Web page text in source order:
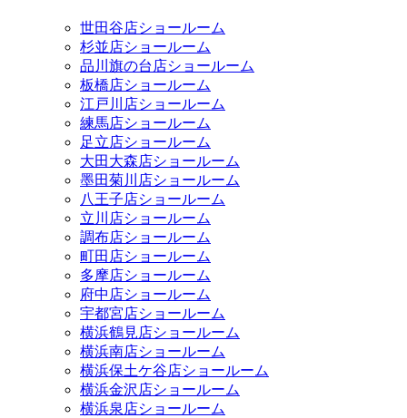
世田谷店ショールーム
杉並店ショールーム
品川旗の台店ショールーム
板橋店ショールーム
江戸川店ショールーム
練馬店ショールーム
足立店ショールーム
大田大森店ショールーム
墨田菊川店ショールーム
八王子店ショールーム
立川店ショールーム
調布店ショールーム
町田店ショールーム
多摩店ショールーム
府中店ショールーム
宇都宮店ショールーム
横浜鶴見店ショールーム
横浜南店ショールーム
横浜保土ケ谷店ショールーム
横浜金沢店ショールーム
横浜泉店ショールーム